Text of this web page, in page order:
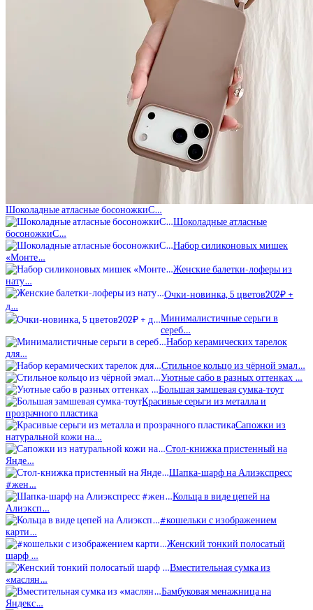
Шоколадные атласные босоножкиС…
Шоколадные атласные
босоножкиС…
Набор силиконовых мишек
«Монте…
Женские балетки-лоферы из
нату…
Очки-новинка, 5 цветов202₽ +
д…
Минималистичные серьги в
сереб…
Набор керамических тарелок
для…
Стильное кольцо из чёрной эмал…
Уютные сабо в разных оттенках …
Большая замшевая сумка-тоут
Красивые серьги из металла и
прозрачного пластика
Сапожки из
натуральной кожи на…
Стол-книжка пристенный на
Янде…
Шапка-шарф на Алиэкспресс
#жен…
Кольца в виде цепей на
Алиэксп…
#кошельки с изображением
карти…
Женский тонкий полосатый
шарф …
Вместительная сумка из
«маслян…
Бамбуковая менажница на
Яндекс…